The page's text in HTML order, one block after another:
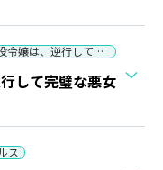
断罪された悪役令嬢は、逆行して完璧な悪女を目指す
して完璧な悪女
ス